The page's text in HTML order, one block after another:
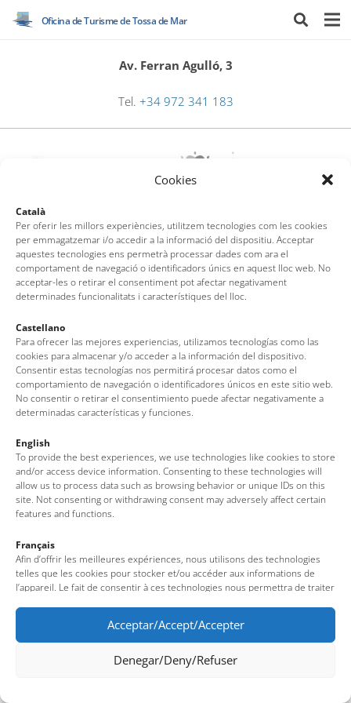
Cookies
Català
Per oferir les millors experiències, utilitzem tecnologies com les cookies
per emmagatzemar i/o accedir a la informació del dispositiu. Acceptar
aquestes tecnologies ens permetrà processar dades com ara el
comportament de navegació o identificadors únics en aquest lloc web. No
acceptar-les o retirar el consentiment pot afectar negativament
determinades funcionalitats i característiques del lloc.
Castellano
Para ofrecer las mejores experiencias, utilizamos tecnologías como las
cookies para almacenar y/o acceder a la información del dispositivo.
Consentir estas tecnologías nos permitirá procesar datos como el
comportamiento de navegación o identificadores únicos en este sitio web.
No consentir o retirar el consentimiento puede afectar negativamente a
determinadas características y funciones.
English
To provide the best experiences, we use technologies like cookies to store
and/or access device information. Consenting to these technologies will
allow us to process data such as browsing behavior or unique IDs on this
site. Not consenting or withdrawing consent may adversely affect certain
features and functions.
Français
Afin d’offrir les meilleures expériences, nous utilisons des technologies
telles que les cookies pour stocker et/ou accéder aux informations de
l’appareil. Le fait de consentir à ces technologies nous permettra de traiter
uniques sur ce site. Le fait de ne pas consentir ou de retirer son
consentement peut avoir un effet négatif sur certaines fonctionnalités et
caractéristiques du site.
Acceptar/Accept/Accepter
Denegar/Deny/Refuser
Oficina de Turisme de Tossa de Mar
Av. Ferran Agulló, 3
Tel. +34 972 341 183
Oficina de Turisme de Tossa de Mar
Av. del Pelegrí, 25 – Edifici La Nau · 17320 – Tossa de Mar
Tel: + 00 34 972 340 108 · Mail: info@visittossa.com
Nota legal·Política de cookies·Protecció de dades